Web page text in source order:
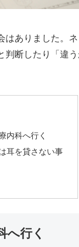
ありました。
判断したり「違
内科へ行く
耳を貸さない事
へ行く